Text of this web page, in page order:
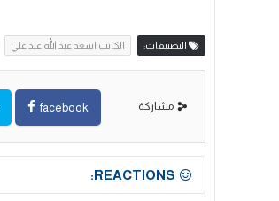
التصنيفات: الكاتب اسعد عبد الله عبد علي
مشاركة facebook
REACTIONS: